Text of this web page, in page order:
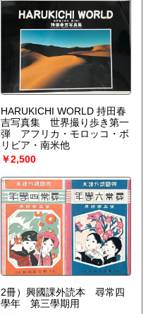
HARUKICHI WORLD 持田春
吉写真集 世界撮り歩き第一
弾 アフリカ・モロッコ・ボ
リビア・南米他
￥2,500
2冊）興國課外読本 尋常四
學年 第三學期用